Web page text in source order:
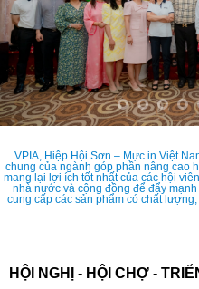
VPIA, Hiệp Hội Sơn – Mực in Việt
chung của ngành góp phần nâng cao
mang lại lợi ích tốt nhất của các hội
nhà nước và cộng đồng để đẩy
cung cấp các sản phẩm có chất
HỘI NGHỊ - HỘI CHỢ -